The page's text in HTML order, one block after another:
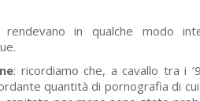
in qualche modo
: ricordiamo che, a cavallo tra i
quantità di pornografia di